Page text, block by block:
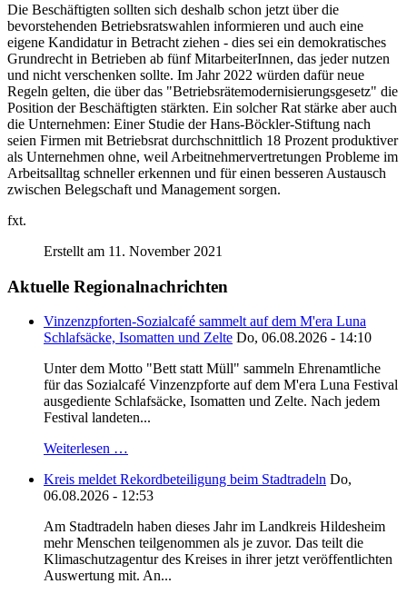
Die Beschäftigten sollten sich deshalb schon jetzt über die
bevorstehenden Betriebsratswahlen informieren und auch eine
eigene Kandidatur in Betracht ziehen - dies sei ein demokratisches
Grundrecht in Betrieben ab fünf MitarbeiterInnen, das jeder nutzen
und nicht verschenken sollte. Im Jahr 2022 würden dafür neue
Regeln gelten, die über das "Betriebsrätemodernisierungsgesetz" die
Position der Beschäftigten stärkten. Ein solcher Rat stärke aber auch
die Unternehmen: Einer Studie der Hans-Böckler-Stiftung nach
seien Firmen mit Betriebsrat durchschnittlich 18 Prozent produktiver
als Unternehmen ohne, weil Arbeitnehmervertretungen Probleme im
Arbeitsalltag schneller erkennen und für einen besseren Austausch
zwischen Belegschaft und Management sorgen.
fxt.
Erstellt am 11. November 2021
Aktuelle Regionalnachrichten
Vinzenzpforten-Sozialcafé sammelt auf dem M'era Luna
Schlafsäcke, Isomatten und Zelte Do, 06.08.2026 - 14:10
Unter dem Motto "Bett statt Müll" sammeln Ehrenamtliche
für das Sozialcafé Vinzenzpforte auf dem M'era Luna Festival
ausgediente Schlafsäcke, Isomatten und Zelte. Nach jedem
Festival landeten...
Weiterlesen …
Kreis meldet Rekordbeteiligung beim Stadtradeln Do,
06.08.2026 - 12:53
Am Stadtradeln haben dieses Jahr im Landkreis Hildesheim
mehr Menschen teilgenommen als je zuvor. Das teilt die
Klimaschutzagentur des Kreises in ihrer jetzt veröffentlichten
Auswertung mit. An...